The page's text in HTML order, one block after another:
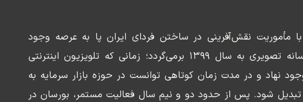
با مأموریت نقش‌آفرینی در ساختن فردای ایران پا به عرصه وجود
می‌گذارد. سابقه این رسانه تصویری به سال ۱۳۹۹ برمی‌گردد؛ زمانی که تلویزیون اینترنتی
نهاد و در مدت زمان کوتاهی توانست در حوزه بازار سرمایه به
شود. پس از حدود دو و نیم سال فعالیت مستمر، بورسان در